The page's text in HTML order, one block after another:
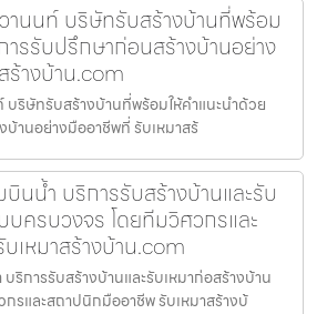
านนท์ บริษัทรับสร้างบ้านที่พร้อม
ารรับปรึกษาก่อนสร้างบ้านอย่าง
ร้างบ้าน.com
บริษัทรับสร้างบ้านที่พร้อมให้คำแนะนำด้วย
านอย่างมืออาชีพที่ รับเหมาสร้
บินน้ำ บริการรับสร้างบ้านและรับ
บครบวงจร โดยทีมวิศวกรและ
เหมาสร้างบ้าน.com
ริการรับสร้างบ้านและรับเหมาก่อสร้างบ้าน
รและสถาปนิกมืออาชีพ รับเหมาสร้างบ้